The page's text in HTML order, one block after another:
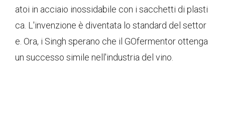
atoi in acciaio inossidabile con i sacchetti di plasti
ca. L'invenzione è diventata lo standard del settor
e. Ora, i Singh sperano che il GOfermentor ottenga
un successo simile nell'industria del vino.